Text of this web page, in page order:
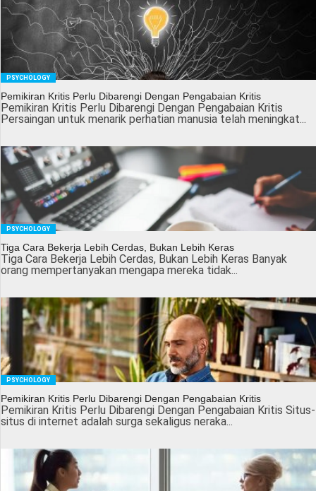
PSYCHOLOGY
Pemikiran Kritis Perlu Dibarengi Dengan Pengabaian Kritis
Pemikiran Kritis Perlu Dibarengi Dengan Pengabaian Kritis
Persaingan untuk menarik perhatian manusia telah meningkat...
PSYCHOLOGY
Tiga Cara Bekerja Lebih Cerdas, Bukan Lebih Keras
Tiga Cara Bekerja Lebih Cerdas, Bukan Lebih Keras Banyak
orang mempertanyakan mengapa mereka tidak...
PSYCHOLOGY
Pemikiran Kritis Perlu Dibarengi Dengan Pengabaian Kritis
Pemikiran Kritis Perlu Dibarengi Dengan Pengabaian Kritis Situs-
situs di internet adalah surga sekaligus neraka...